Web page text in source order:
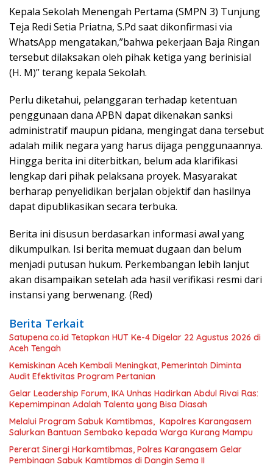
Kepala Sekolah Menengah Pertama (SMPN 3) Tunjung
Teja Redi Setia Priatna, S.Pd saat dikonfirmasi via
WhatsApp mengatakan,”bahwa pekerjaan Baja Ringan
tersebut dilaksakan oleh pihak ketiga yang berinisial
(H. M)” terang kepala Sekolah.
Perlu diketahui, pelanggaran terhadap ketentuan
penggunaan dana APBN dapat dikenakan sanksi
administratif maupun pidana, mengingat dana tersebut
adalah milik negara yang harus dijaga penggunaannya.
Hingga berita ini diterbitkan, belum ada klarifikasi
lengkap dari pihak pelaksana proyek. Masyarakat
berharap penyelidikan berjalan objektif dan hasilnya
dapat dipublikasikan secara terbuka.
Berita ini disusun berdasarkan informasi awal yang
dikumpulkan. Isi berita memuat dugaan dan belum
menjadi putusan hukum. Perkembangan lebih lanjut
akan disampaikan setelah ada hasil verifikasi resmi dari
instansi yang berwenang. (Red)
Berita Terkait
Satupena.co.id Tetapkan HUT Ke-4 Digelar 22 Agustus 2026 di
Aceh Tengah
Kemiskinan Aceh Kembali Meningkat, Pemerintah Diminta
Audit Efektivitas Program Pertanian
Gelar Leadership Forum, IKA Unhas Hadirkan Abdul Rivai Ras:
Kepemimpinan Adalah Talenta yang Bisa Diasah
Melalui Program Sabuk Kamtibmas, Kapolres Karangasem
Salurkan Bantuan Sembako kepada Warga Kurang Mampu
Pererat Sinergi Harkamtibmas, Polres Karangasem Gelar
Pembinaan Sabuk Kamtibmas di Dangin Sema II